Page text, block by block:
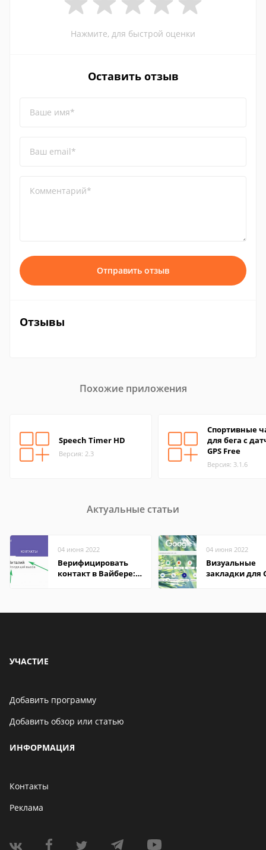
Нажмите, для быстрой оценки
Оставить отзыв
Ваше имя*
Ваш email*
Комментарий*
Отправить отзыв
Отзывы
Похожие приложения
Speech Timer HD
Версия: 2.3
Спортивные
для бега с
GPS Free
Версия: 3.1.6
Актуальные статьи
04 июня 2022
Верифицировать
контакт в Вайбере:
04 июня 2022
Визуальные
закладки для
УЧАСТИЕ
Добавить программу
Добавить обзор или статью
ИНФОРМАЦИЯ
Контакты
Реклама